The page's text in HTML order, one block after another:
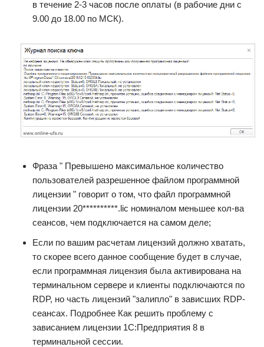
в течение 2-3 часов после оплаты (в рабочие дни с
9.00 до 18.00 по МСК).
Фраза " Превышено максимальное количество
пользователей разрешенное файлом программной
лицензии " говорит о том, что файл программной
лицензии 20**********.lic номиналом меньшее кол-ва
сеансов, чем подключается на самом деле;
Если по вашим расчетам лицензий должно хватать,
то скорее всего данное сообщение будет в случае,
если программная лицензия была активирована на
терминальном сервере и клиенты подключаются по
RDP, но часть лицензий "залипло" в зависших RDP-
сеансах. Подробнее Как решить проблему с
зависанием лицензии 1С:Предприятия 8 в
терминальной сессии.